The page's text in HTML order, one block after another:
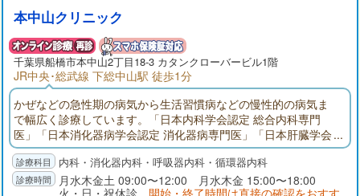
本中山クリニック
千葉県船橋市本中山2丁目18-3 カタンクローバービル1階
JR中央･総武線 下総中山駅 徒歩1分
かぜなどの急性期の病気から生活習慣病などの慢性的の病気ま
で幅広く診療しています。「日本内科学会認定 総合内科専門
医」「日本消化器病学会認定 消化器病専門医」「日本肝臓学会
認定 肝臓専門医」として、地域の皆さまに貢献できるよう努力
しています。内科の病気に関して、何でも相談できる地域のク
リニックを目指していますので、お気軽に話をしにいらしてく
内科・消化器内科・呼吸器内科・循環器内科
月水木金土 09:00〜12:00 月水木金 15:00〜18:00
火・日・祝休診 開始・終了時間は直接の確認をおすす